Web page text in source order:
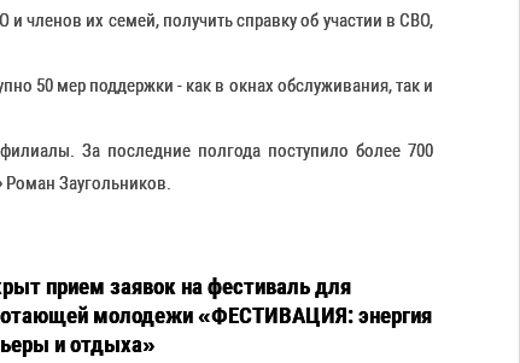
членов их семей, получить справку об участии в СВО,
50 мер поддержки - как в окнах обслуживания, так и
За последние полгода поступило более 700
Заугольников.
прием заявок на фестиваль для
молодежи «ФЕСТИВАЦИЯ: энергия
и отдыха»